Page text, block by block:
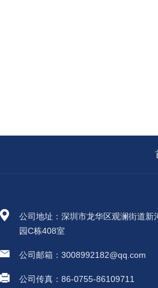
公司地址：深圳市龙华区观澜街道新
园C栋408室
公司邮箱：3008992182@qq.com
公司传真：86-0755-86109711